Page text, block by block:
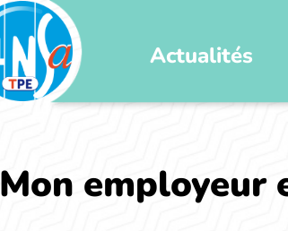
Actualités
Mon employeur